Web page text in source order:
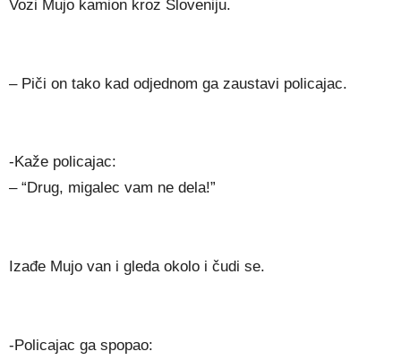
Vozi Mujo kamion kroz Sloveniju.
– Piči on tako kad odjednom ga zaustavi policajac.
-Kaže policajac:
– “Drug, migalec vam ne dela!”
Izađe Mujo van i gleda okolo i čudi se.
-Policajac ga spopao: